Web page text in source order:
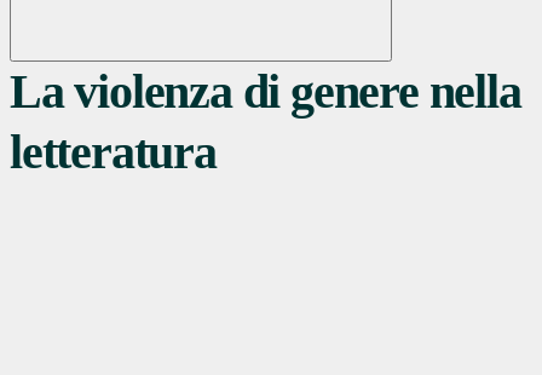
La violenza di genere nella
letteratura